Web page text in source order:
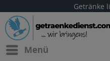
Getränke
Menü